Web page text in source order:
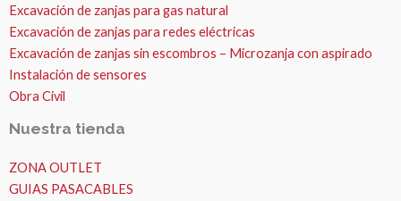
Excavación de zanjas para gas natural
Excavación de zanjas para redes eléctricas
Excavación de zanjas sin escombros – Microzanja con aspirado
Instalación de sensores
Obra Civil
Nuestra tienda
ZONA OUTLET
GUIAS PASACABLES